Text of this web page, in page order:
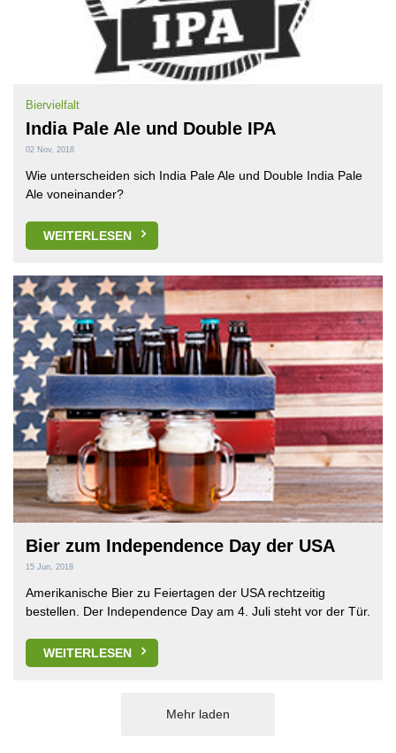
Biervielfalt
India Pale Ale und Double IPA
02 Nov, 2018
Wie unterscheiden sich India Pale Ale und Double India Pale
Ale voneinander?
WEITERLESEN
Bier zum Independence Day der USA
15 Jun, 2018
Amerikanische Bier zu Feiertagen der USA rechtzeitig
bestellen. Der Independence Day am 4. Juli steht vor der Tür.
WEITERLESEN
Mehr laden